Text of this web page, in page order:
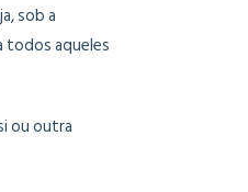
sob a
todos aqueles
ou outra